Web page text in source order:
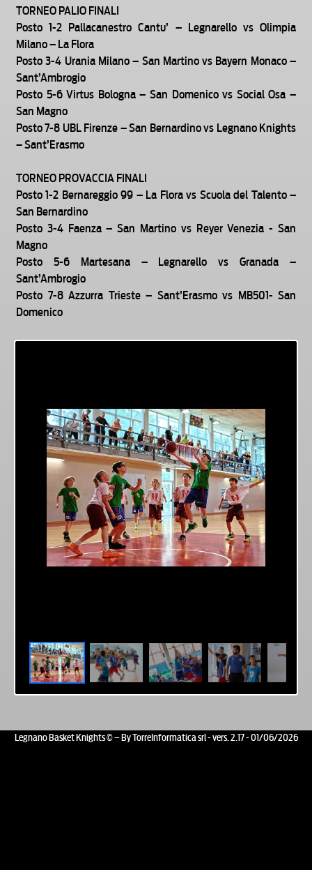
TORNEO PALIO FINALI
Posto 1-2 Pallacanestro Cantu’ – Legnarello vs Olimpia
Milano – La Flora
Posto 3-4 Urania Milano – San Martino vs Bayern Monaco –
Sant’Ambrogio
Posto 5-6 Virtus Bologna – San Domenico vs Social Osa –
San Magno
Posto 7-8 UBL Firenze – San Bernardino vs Legnano Knights
– Sant’Erasmo
TORNEO PROVACCIA FINALI
Posto 1-2 Bernareggio 99 – La Flora vs Scuola del Talento –
San Bernardino
Posto 3-4 Faenza – San Martino vs Reyer Venezia - San
Magno
Posto 5-6 Martesana – Legnarello vs Granada –
Sant’Ambrogio
Posto 7-8 Azzurra Trieste – Sant’Erasmo vs MB501- San
Domenico
Legnano Basket Knights © – By TorreInformatica srl - vers. 2.17 - 01/06/2026